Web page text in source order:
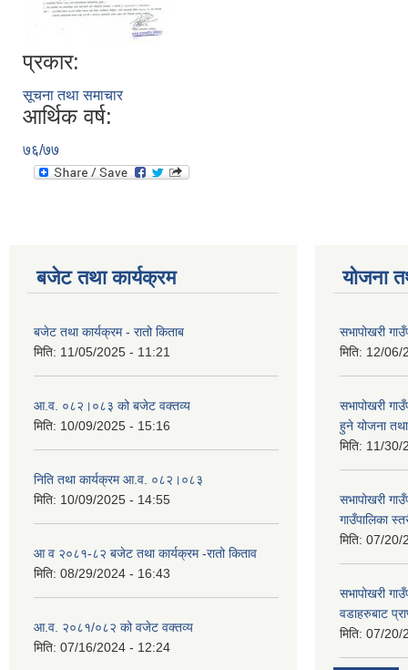
प्रकार:
सूचना तथा समाचार
आर्थिक वर्ष:
७६/७७
बजेट तथा कार्यक्रम
बजेट तथा कार्यक्रम - रातो किताब
मिति: 11/05/2025 - 11:21
आ.व. ०८२।०८३ को बजेट वक्तव्य
मिति: 10/09/2025 - 15:16
निति तथा कार्यक्रम आ.व. ०८२।०८३
मिति: 10/09/2025 - 14:55
आ व २०८१-८२ बजेट तथा कार्यक्रम -रातो किताव
मिति: 08/29/2024 - 16:43
आ.व. २०८१/०८२ को वजेट वक्तव्य
मिति: 07/16/2024 - 12:24
योजना
सभापोखरी
मिति: 12/06/
सभापोखरी
हुने योजना
मिति: 11/30/
सभापोखरी
गाउँपालिका
मिति: 07/20/
सभापोखरी
वडाहरुबाट
मिति: 07/20/